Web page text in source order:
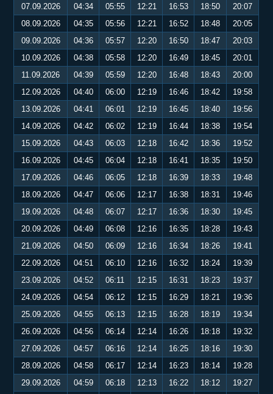
07.09.2026
04:34 05:55 12:21 16:53 18:50
20:07
08.09.2026
04:35 05:56 12:21 16:52 18:48
20:05
09.09.2026
04:36 05:57 12:20 16:50 18:47
20:03
10.09.2026
04:38 05:58 12:20 16:49 18:45
20:01
11.09.2026
04:39 05:59 12:20 16:48 18:43
20:00
12.09.2026
04:40 06:00 12:19 16:46 18:42
19:58
13.09.2026
04:41 06:01 12:19 16:45 18:40
19:56
14.09.2026
04:42 06:02 12:19 16:44 18:38
19:54
15.09.2026
04:43 06:03 12:18 16:42 18:36
19:52
16.09.2026
04:45 06:04 12:18 16:41 18:35
19:50
17.09.2026
04:46 06:05 12:18 16:39 18:33
19:48
18.09.2026
04:47 06:06 12:17 16:38 18:31
19:46
19.09.2026
04:48 06:07 12:17 16:36 18:30
19:45
20.09.2026
04:49 06:08 12:16 16:35 18:28
19:43
21.09.2026
04:50 06:09 12:16 16:34 18:26
19:41
22.09.2026
04:51 06:10 12:16 16:32 18:24
19:39
23.09.2026
04:52 06:11 12:15 16:31 18:23
19:37
24.09.2026
04:54 06:12 12:15 16:29 18:21
19:36
25.09.2026
04:55 06:13 12:15 16:28 18:19
19:34
26.09.2026
04:56 06:14 12:14 16:26 18:18
19:32
27.09.2026
04:57 06:16 12:14 16:25 18:16
19:30
28.09.2026
04:58 06:17 12:14 16:23 18:14
19:28
29.09.2026
04:59 06:18 12:13 16:22 18:12
19:27